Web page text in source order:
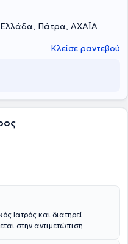
Πάτρα, ΑΧΑΪΑ
Κλείσε ραντεβού
Ιατρός και διατηρεί
στην αντιμετώπιση